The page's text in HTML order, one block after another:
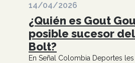
14/04/2026
¿Quién es Gout
posible sucesor
Bolt?
En Señal Colombia Deportes